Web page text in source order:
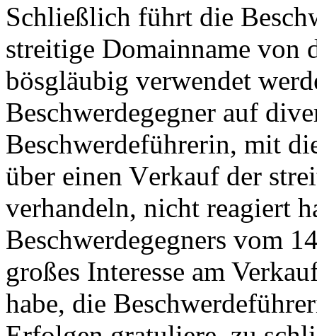
Schließlich führt die
streitige Domainname von
bösgläubig verwendet
Beschwerdegegner auf
Beschwerdeführerin, mit
über einen Verkauf der
verhandeln, nicht reagiert
Beschwerdegegners vom
großes Interesse am
habe, die